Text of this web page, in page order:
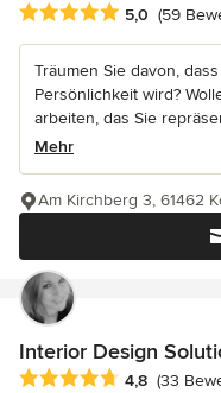
Durchschnittliche
5,0 (59
Träumen Sie davon,
Persönlichkeit wird?
arbeiten, das Sie
Mehr
Am Kirchberg 3, 61462
Interior Design
Durchschnittliche
4,8 (33